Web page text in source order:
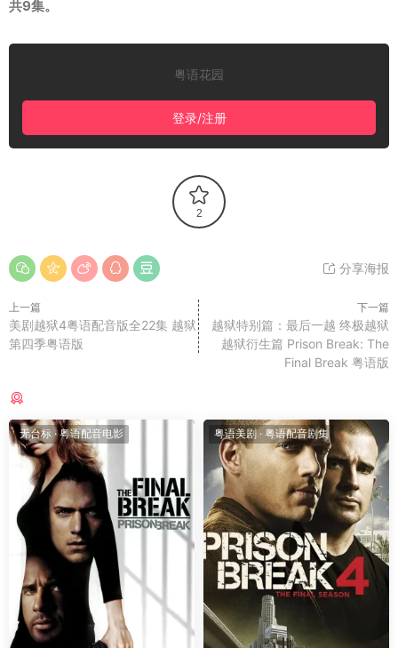
共9集。
粤语花园
登录/注册
2
分享海报
上一篇
美剧越狱4粤语配音版全22集 越狱
第四季粤语版
下一篇
越狱特别篇：最后一越 终极越狱
越狱衍生篇 Prison Break: The
Final Break 粤语版
无台标 ·粤语配音电影 粤语美剧· 粤语配音剧集